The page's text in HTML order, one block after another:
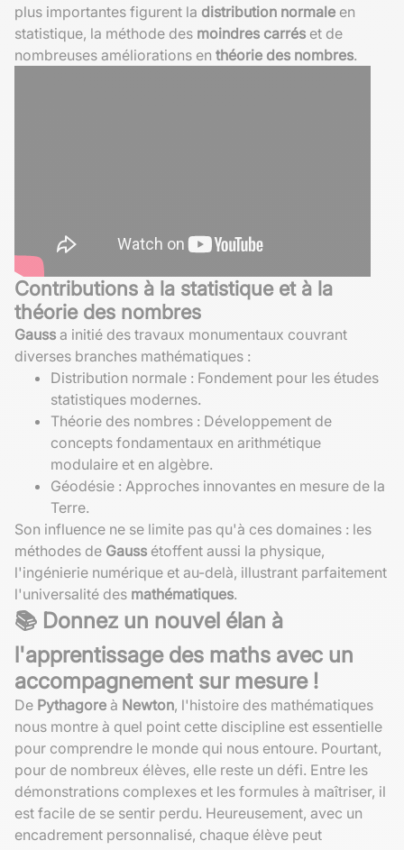
plus importantes figurent la distribution normale en
statistique, la méthode des moindres carrés et de
nombreuses améliorations en théorie des nombres.
Contributions à la statistique et à la
théorie des nombres
Gauss a initié des travaux monumentaux couvrant
diverses branches mathématiques :
Distribution normale : Fondement pour les études
statistiques modernes.
Théorie des nombres : Développement de
concepts fondamentaux en arithmétique
modulaire et en algèbre.
Géodésie : Approches innovantes en mesure de la
Terre.
Son influence ne se limite pas qu'à ces domaines : les
méthodes de Gauss étoffent aussi la physique,
l'ingénierie numérique et au-delà, illustrant parfaitement
l'universalité des mathématiques.
📚 Donnez un nouvel élan à
l'apprentissage des maths avec un
accompagnement sur mesure !
De Pythagore à Newton, l'histoire des mathématiques
nous montre à quel point cette discipline est essentielle
pour comprendre le monde qui nous entoure. Pourtant,
pour de nombreux élèves, elle reste un défi. Entre les
démonstrations complexes et les formules à maîtriser, il
est facile de se sentir perdu. Heureusement, avec un
encadrement personnalisé, chaque élève peut